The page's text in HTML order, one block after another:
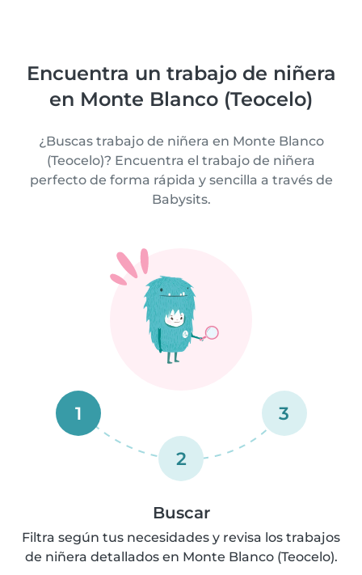
Encuentra un trabajo de niñera
en Monte Blanco (Teocelo)
¿Buscas trabajo de niñera en Monte Blanco
(Teocelo)? Encuentra el trabajo de niñera
perfecto de forma rápida y sencilla a través de
Babysits.
1
2
3
Buscar
Filtra según tus necesidades y revisa los trabajos
de niñera detallados en Monte Blanco (Teocelo).